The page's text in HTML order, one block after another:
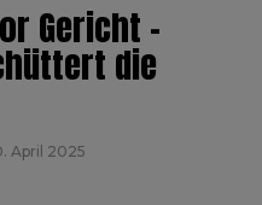
Gericht –
die
April 2025